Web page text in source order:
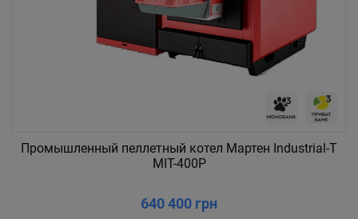
Промышленный пеллетный котел Мартен Industrial-T
MIT-400P
640 400 грн